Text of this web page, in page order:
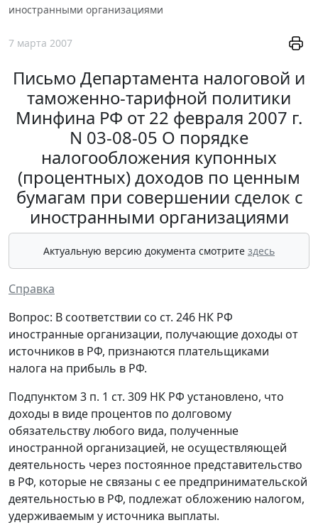
иностранными организациями
7 марта 2007
Письмо Департамента налоговой и
таможенно-тарифной политики
Минфина РФ от 22 февраля 2007 г.
N 03-08-05 О порядке
налогообложения купонных
(процентных) доходов по ценным
бумагам при совершении сделок с
иностранными организациями
Актуальную версию документа смотрите здесь
Справка
Вопрос: В соответствии со ст. 246 НК РФ
иностранные организации, получающие доходы от
источников в РФ, признаются плательщиками
налога на прибыль в РФ.
Подпунктом 3 п. 1 ст. 309 НК РФ установлено, что
доходы в виде процентов по долговому
обязательству любого вида, полученные
иностранной организацией, не осуществляющей
деятельность через постоянное представительство
в РФ, которые не связаны с ее предпринимательской
деятельностью в РФ, подлежат обложению налогом,
удерживаемым у источника выплаты.